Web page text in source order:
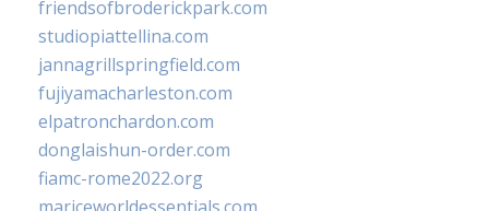
friendsofbroderickpark.com
studiopiattellina.com
jannagrillspringfield.com
fujiyamacharleston.com
elpatronchardon.com
donglaishun-order.com
fiamc-rome2022.org